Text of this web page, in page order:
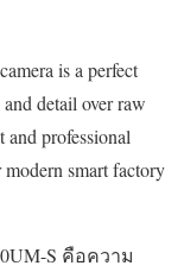
is a perfect
detail over raw
and professional
smart factory
S คือความ